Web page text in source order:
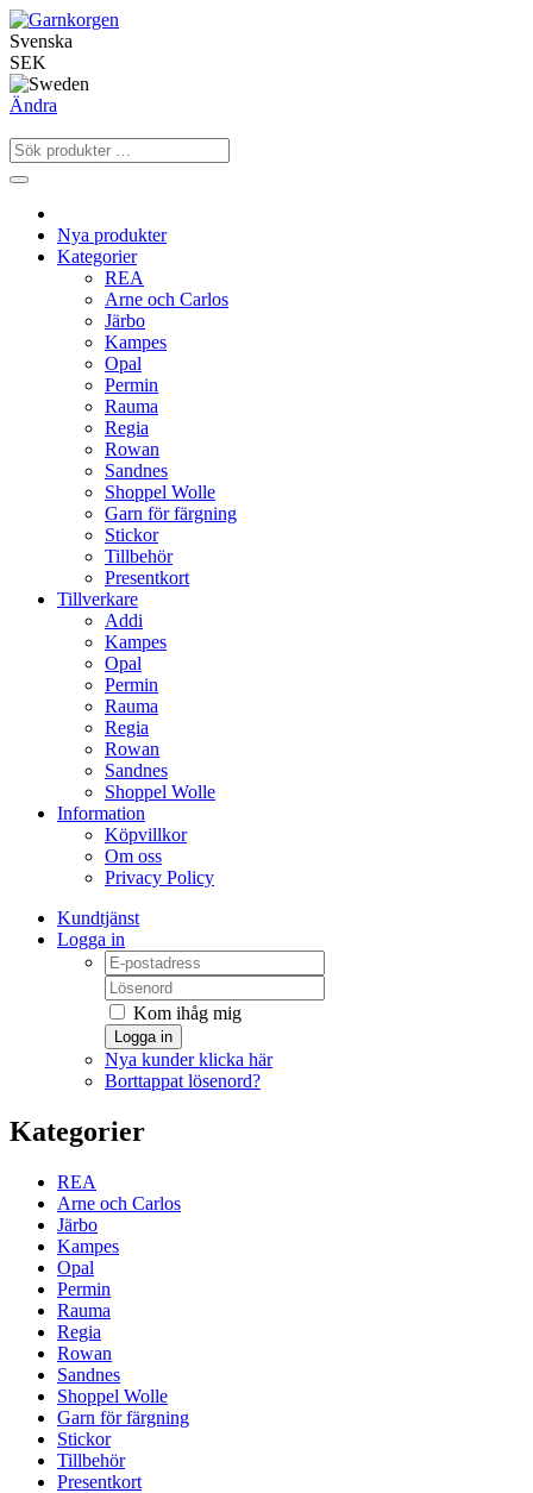
Svenska
SEK
Ändra
Nya produkter
Kategorier
REA
Arne och Carlos
Järbo
Kampes
Opal
Permin
Rauma
Regia
Rowan
Sandnes
Shoppel Wolle
Garn för färgning
Stickor
Tillbehör
Presentkort
Tillverkare
Addi
Kampes
Opal
Permin
Rauma
Regia
Rowan
Sandnes
Shoppel Wolle
Information
Köpvillkor
Om oss
Privacy Policy
Kundtjänst
Logga in
Kom ihåg mig
Logga in
Nya kunder klicka här
Borttappat lösenord?
Kategorier
REA
Arne och Carlos
Järbo
Kampes
Opal
Permin
Rauma
Regia
Rowan
Sandnes
Shoppel Wolle
Garn för färgning
Stickor
Tillbehör
Presentkort